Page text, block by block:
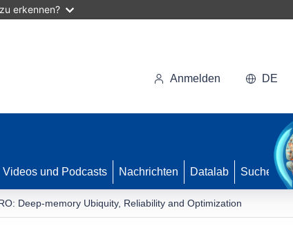
erkennen?
Anmelden DE
Videos und Podcasts Nachrichten Datalab Suche
Deep-memory Ubiquity, Reliability and Optimization